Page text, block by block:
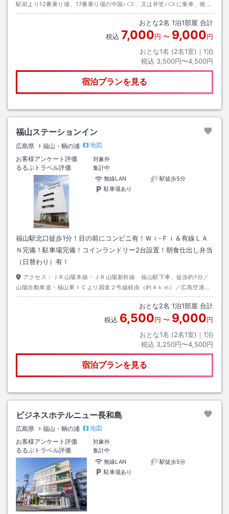
駅前より12番乗り場、17番乗り場の中国バス、又は井笠バスに乗車、梶島
山バス停下車すぐ。福山東I.Cより約10分です。
おとな2名 1泊1部屋 合計
税込 7,000円 〜 9,000円
おとな1名 (2名1室)｜ 1泊
税込 3,500円〜4,500円
宿泊プランを見る
福山ステーションイン
広島県 福山・鞆の浦
地図
お客様アンケート評価
対象外
るるぶトラベル評価
集計中
無線LAN
駅徒歩5分
駐車場あり
福山駅北口徒歩1分！目の前にコンビニ有！Ｗｉ-Ｆｉ＆有線ＬＡ
Ｎ完備！駐車場完備！コインランドリー2台設置！朝食仕出し弁当
（日替わり）有！
アクセス：
ＪＲ山陽本線・ＪＲ山陽新幹線 福山駅下車、徒歩約1分／
山陽自動車道・福山東ＩＣより国道２号線経由（約４ｋｍ）／広島空港か
らバスにて約６０分／（駐車場は原則として前日までの予約制です）
おとな2名 1泊1部屋 合計
税込 6,500円 〜 9,000円
おとな1名 (2名1室)｜ 1泊
税込 3,250円〜4,500円
宿泊プランを見る
ビジネスホテルニュー長和島
広島県 福山・鞆の浦
地図
お客様アンケート評価
対象外
るるぶトラベル評価
集計中
無線LAN
駅徒歩5分
駐車場あり